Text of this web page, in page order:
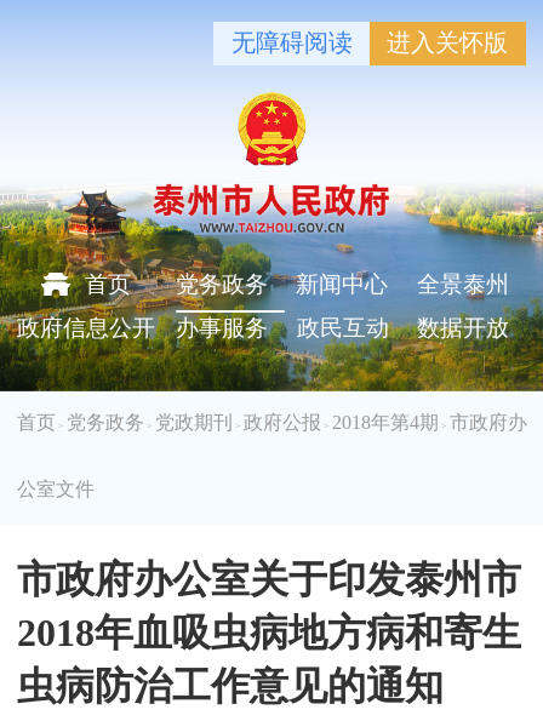
无障碍阅读 进入关怀版
首页 党务政务 新闻中心
全景泰州
政府信息公开
办事服务 政民互动 数据开放
首页 > 党务政务 > 党政期刊 > 政府公报 > 2018年第4期 > 市政府办
公室文件
市政府办公室关于印发泰州市
2018年血吸虫病地方病和寄生
虫病防治工作意见的通知